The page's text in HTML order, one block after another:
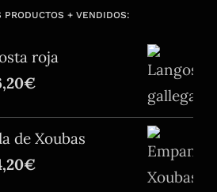
PRODUCTOS + VENDIDOS:
roja
€
de Xoubas
€